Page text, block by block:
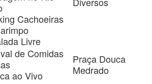
Cachoeiras
Livre
de Comidas
ao Vivo
Praça Douca
Medrado